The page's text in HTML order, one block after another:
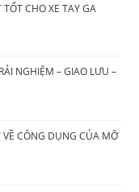
CHO XE TAY GA
NGHIỆM – GIAO LƯU –
VỀ CÔNG DỤNG CỦA MỠ